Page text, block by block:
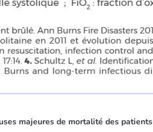
majeures de mortalité des patients